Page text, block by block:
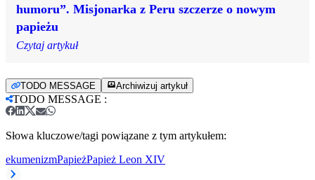
humoru”. Misjonarka z Peru szczerze o nowym
papieżu
Czytaj artykuł
TODO MESSAGE Archiwizuj artykuł
TODO MESSAGE :
Słowa kluczowe/tagi powiązane z tym artykułem:
ekumenizmPapieżPapież Leon XIV